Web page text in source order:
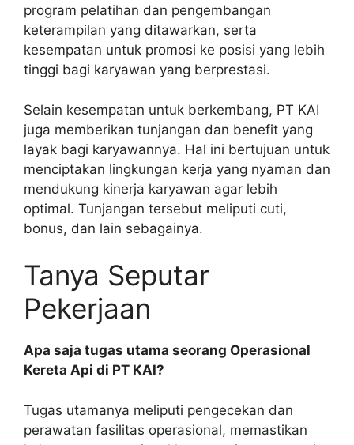
program pelatihan dan pengembangan
keterampilan yang ditawarkan, serta
kesempatan untuk promosi ke posisi yang lebih
tinggi bagi karyawan yang berprestasi.
Selain kesempatan untuk berkembang, PT KAI
juga memberikan tunjangan dan benefit yang
layak bagi karyawannya. Hal ini bertujuan untuk
menciptakan lingkungan kerja yang nyaman dan
mendukung kinerja karyawan agar lebih
optimal. Tunjangan tersebut meliputi cuti,
bonus, dan lain sebagainya.
Tanya Seputar
Pekerjaan
Apa saja tugas utama seorang Operasional
Kereta Api di PT KAI?
Tugas utamanya meliputi pengecekan dan
perawatan fasilitas operasional, memastikan